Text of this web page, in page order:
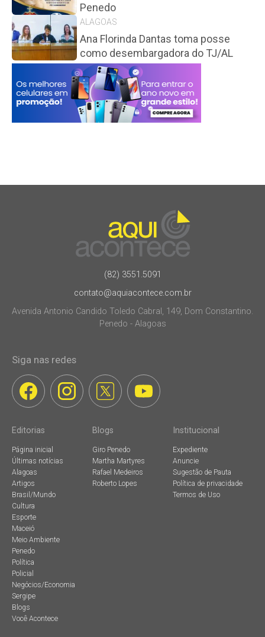
Penedo
ALAGOAS
Ana Florinda Dantas toma posse
como desembargadora do TJ/AL
(82) 3551.5091
contato@aquiacontece.com.br
Avenida Antonio Candido Toledo Cabral, 149, Dom Constantino.
Penedo - Alagoas
Siga nas redes
Editorias
Página inicial
Últimas notícias
Alagoas
Artigos
Brasil/Mundo
Cultura
Esporte
Maceió
Meio Ambiente
Penedo
Política
Policial
Negócios/Economia
Sergipe
Blogs
Você Acontece
Blogs
Giro Penedo
Martha Martyres
Rafael Medeiros
Roberto Lopes
Institucional
Expediente
Anuncie
Sugestão de Pauta
Política de privacidade
Termos de Uso